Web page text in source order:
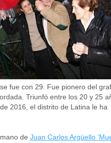
fue con 29. Fue pionero del
Triunfó entre los 20 y 25
2016, el distrito de Latina le ha
de Juan Carlos Argüello